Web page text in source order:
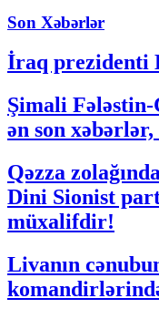
Son Xəbərlər
İraq prezidenti
Şimali
ən son
Qəzza
Dini Sionist
müxalifdir!
Livanın